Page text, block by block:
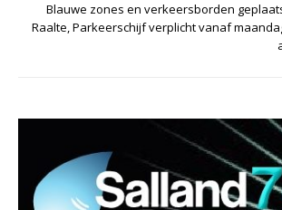
Blauwe zones en verkeersborden
Raalte, Parkeerschijf verplicht vanaf